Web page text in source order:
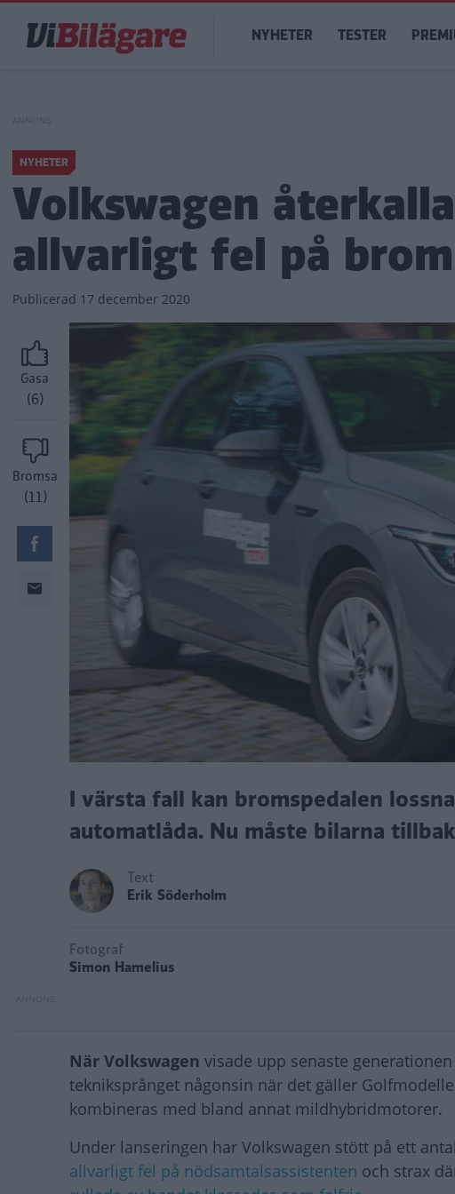
huvudinnehåll
Main
navigation
NYHETER TESTER
NYHETER
Volkswagen
allvarligt fel på
Publicerad 17 december 2020
Gasa
(6)
Bromsa
(11)
I värsta fall kan bromspedalen
automatlåda. Nu måste bilarna
Text
Erik Söderholm
Fotograf
Simon Hamelius
När Volkswagen visade upp senaste
tekniksprånget någonsin när det gäller
kombineras med bland annat mildhybridmotorer.
Under lanseringen har Volkswagen stött på ett
allvarligt fel på nödsamtalsassistenten och strax